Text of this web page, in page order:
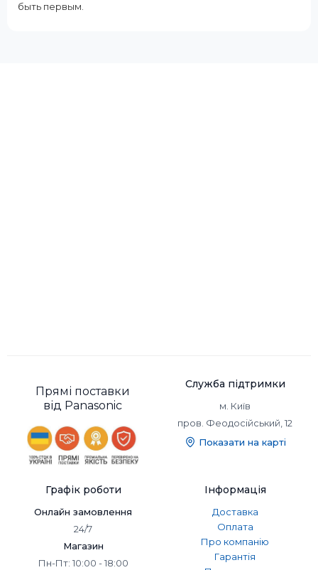
быть первым.
Прямі поставки
від Panasonic
Служба підтримки
м. Київ
пров. Феодосійський, 12
Показати на карті
Графік роботи
Онлайн замовлення
24/7
Магазин
Пн-Пт: 10:00 - 18:00
Інформація
Доставка
Оплата
Про компанію
Гарантія